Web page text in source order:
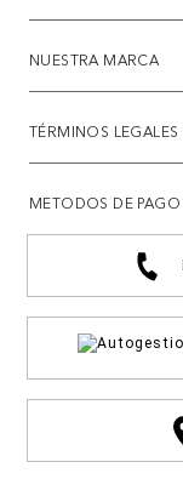
NUESTRA MARCA
TÉRMINOS LEGALES
METODOS DE PAGO